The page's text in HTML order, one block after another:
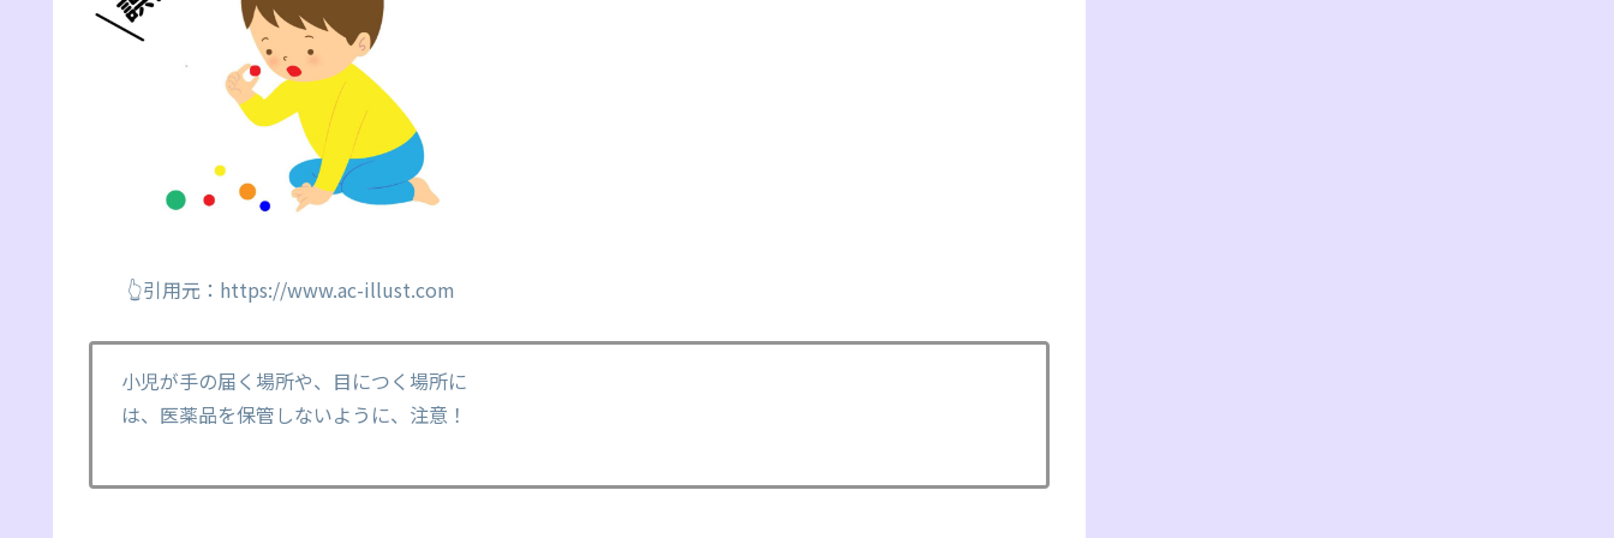
👆引用元：https://www.ac-illust.com
小児が手の届く場所や、目につく場所に
は、医薬品を保管しないように、注意！